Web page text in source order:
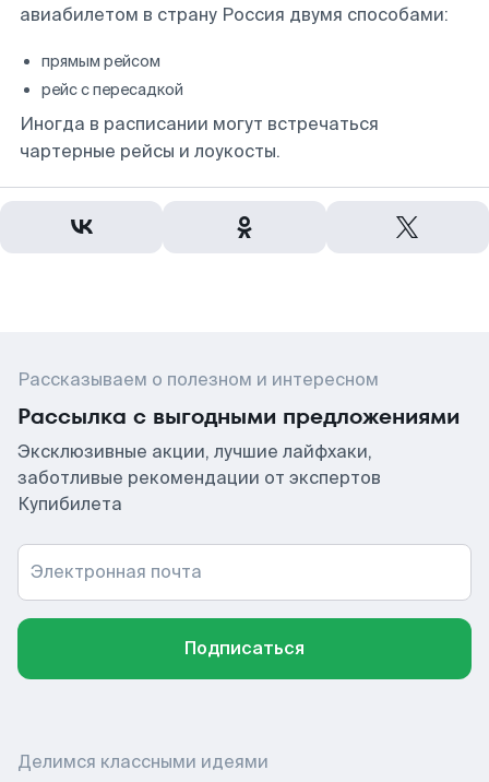
авиабилетом в страну Россия двумя способами:
прямым рейсом
рейс с пересадкой
Иногда в расписании могут встречаться
чартерные рейсы и лоукосты.
Рассказываем о полезном и интересном
Рассылка с выгодными предложениями
Эксклюзивные акции, лучшие лайфхаки,
заботливые рекомендации от экспертов
Купибилета
Электронная почта
Подписаться
Делимся классными идеями